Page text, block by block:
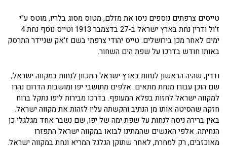
טייסים צרפתים נוספים ניסו את מזלם, מטוס מסוג בלריו, מוטס ע"י
ז'ול ודרין נחת בארץ ישראל ב-27 בדצמבר 1913 וטייס נוסף נחת 4
ימים לאחר מכן בירושלים. טייס יהודי צרפתי בשם ז'אק שניידר התרסק
באותו חודש בדרכו על שפת הים השחור.
ודרין, שהיה הראשון לנחות בארץ ישראל התכוון לנחות במקווה ישראל,
שם הוכן עבורו מנחת מתאים. אלפים מתושבי יפו ומושבות הדרום נהרו
למקווה ישראל לחזות בפלא המעופף. בדרכו מבירות ליפו נתקל ברוח
חזקה שהסיטה אותו מן הנתיב והקשתה עליו לזהות את מקווה ישראל.
באין ברירה ניסה לנחות על שפת ימה של יפו, שם נשבר אחד מגלגלי כן
הנחיתה. אלפי האנשים שהמתינו לבואו במקווה ישראל התפזרו
מאוכזבים, רק למחרת, לאחר שתוקן הגלגל המריא ונחת במקווה ישראל.